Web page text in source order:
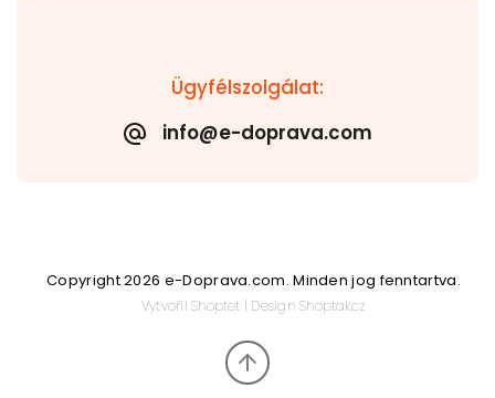
Ügyfélszolgálat:
info@e-doprava.com
Copyright 2026 e-Doprava.com. Minden jog fenntartva.
VytvořilShoptet | DesignShoptak.cz